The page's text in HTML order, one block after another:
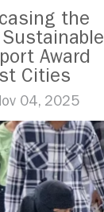
the
Award
Cities
04, 2025